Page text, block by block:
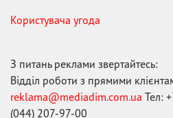
Користувача угода
З питань реклами звертайтесь:
Відділ роботи з прямими
reklama@mediadim.com.ua Тел:
(044) 207-97-00